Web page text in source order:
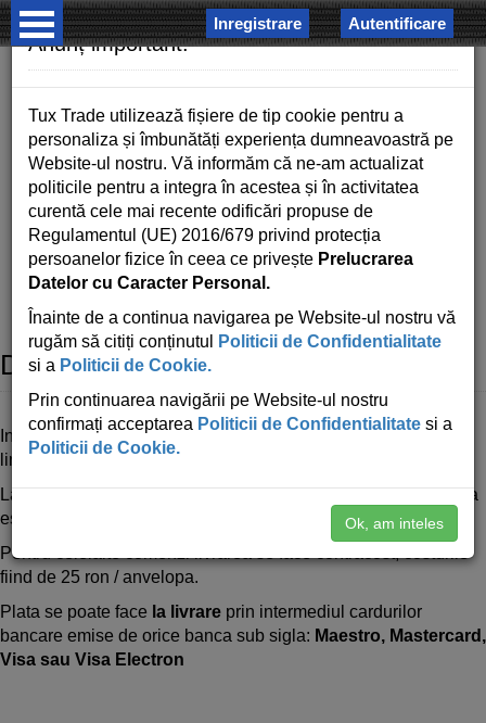
Inregistrare Autentificare
COSUL MEU
0 produse - 0.00 RON
Acasa Detalii livrare
Detalii livrare
In localitatea Ploiestisi judetulPrahova,Bucurestisi zonele
limitrofe livrarea estegratuita.
La comenzi peste 1500 ron sau 4 anvelope cumparate livrarea
este gratuita prin DPD Curier sau Sameday.
Pentru celelalte comenzi livrarea se face contracost, costurile
fiind de 25 ron / anvelopa.
Plata se poate face la livrare prin intermediul cardurilor
bancare emise de orice banca sub sigla: Maestro, Mastercard,
Visa sau Visa Electron
×
Anunț important!
Tux Trade utilizează fișiere de tip cookie pentru a
personaliza și îmbunătăți experiența dumneavoastră pe
Website-ul nostru. Vă informăm că ne-am actualizat
politicile pentru a integra în acestea și în activitatea
curentă cele mai recente odificări propuse de
Regulamentul (UE) 2016/679 privind protecția
persoanelor fizice în ceea ce privește Prelucrarea
Datelor cu Caracter Personal.
Înainte de a continua navigarea pe Website-ul nostru vă
rugăm să citiți conținutul
Politicii de Confidentialitate
si a Politicii de Cookie.
Prin continuarea navigării pe Website-ul nostru
confirmați acceptarea Politicii de Confidentialitate si a
Politicii de Cookie.
Ok, am inteles